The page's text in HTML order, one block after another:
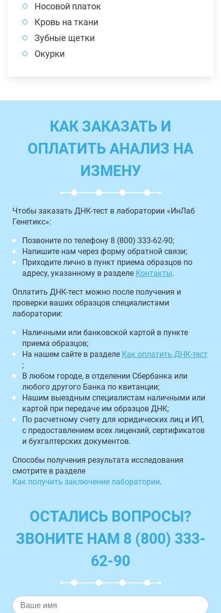
Носовой платок
Кровь на ткани
Зубные щетки
Окурки
КАК ЗАКАЗАТЬ И
ОПЛАТИТЬ АНАЛИЗ НА
ИЗМЕНУ
Чтобы заказать ДНК-тест в лаборатории «ИнЛаб
Генетикс»:
Позвоните по телефону 8 (800) 333-62-90;
Напишите нам через форму обратной связи;
Приходите лично в пункт приема образцов по
адресу, указанному в разделе Контакты.
Оплатить ДНК-тест можно после получения и
проверки ваших образцов специалистами
лаборатории:
Наличными или банковской картой в пункте
приема образцов;
На нашем сайте в разделе Как оплатить ДНК-тест
;
В любом городе, в отделении Сбербанка или
любого другого Банка по квитанции;
Нашим выездным специалистам наличными или
картой при передаче им образцов ДНК;
По расчетному счету для юридических лиц и ИП,
с предоставлением всех лицензий, сертификатов
и бухгалтерских документов.
Способы получения результата исследования
смотрите в разделе
Как получить заключение лаборатории.
ОСТАЛИСЬ ВОПРОСЫ?
ЗВОНИТЕ НАМ 8 (800) 333-
62-90